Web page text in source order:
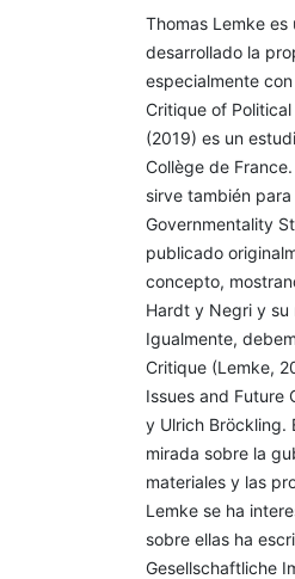
Thomas Lemke es
desarrollado la
especialmente
Critique of Political
(2019) es un
Collège de
sirve también
Governmentality
publicado
concepto,
Hardt y Negri y su
Igualmente,
Critique (Lemke,
Issues and Future
y Ulrich Bröckling.
mirada sobre la
materiales y las
Lemke se ha
sobre ellas ha
Gesellschaftliche